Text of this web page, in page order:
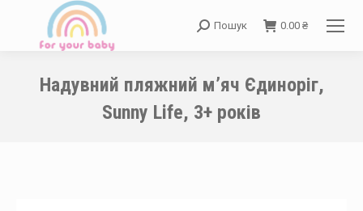
Search:
Пошук 0.00 ₴
Надувний пляжний м’яч Єдиноріг,
Sunny Life, 3+ років